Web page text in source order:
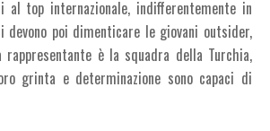
al top internazionale, indifferentemente in
devono poi dimenticare le giovani outsider,
è la squadra della Turchia,
grinta e determinazione sono capaci di